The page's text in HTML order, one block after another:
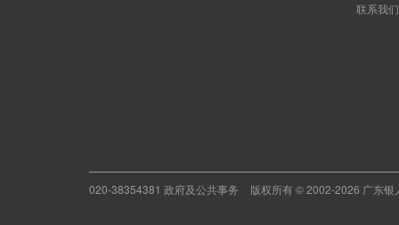
联系我们
020-38354381 政府及公共事务 版权所有 © 2002-2026 广东银